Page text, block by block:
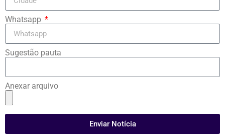
Whatsapp
Sugestão pauta
Anexar arquivo
Enviar Notícia